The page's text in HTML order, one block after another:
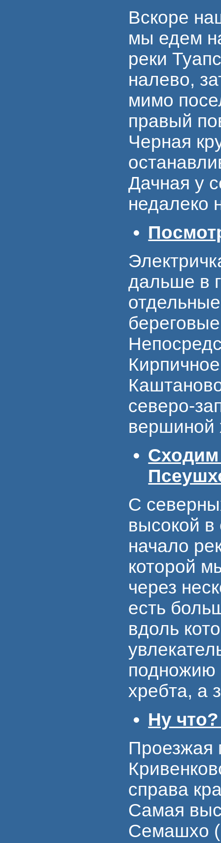
Вскоре
мы едем
реки
налево,
мимо
правый
Черная
Дачная у
недалеко
дальше в
северо-
вершиной
С
высокой в
начало
которой
через
есть
вдоль
подножию
хребта, а
Ну
Проезжая
справа
Самая
Семашхо